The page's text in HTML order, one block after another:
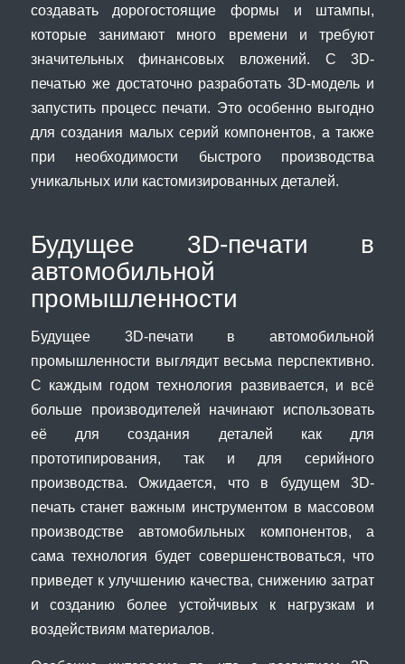
создавать дорогостоящие формы и штампы,
которые занимают много времени и требуют
значительных финансовых вложений. С 3D-
печатью же достаточно разработать 3D-модель и
запустить процесс печати. Это особенно выгодно
для создания малых серий компонентов, а также
при необходимости быстрого производства
уникальных или кастомизированных деталей.
Будущее 3D-печати в
автомобильной
промышленности
Будущее 3D-печати в автомобильной
промышленности выглядит весьма перспективно.
С каждым годом технология развивается, и всё
больше производителей начинают использовать
её для создания деталей как для
прототипирования, так и для серийного
производства. Ожидается, что в будущем 3D-
печать станет важным инструментом в массовом
производстве автомобильных компонентов, а
сама технология будет совершенствоваться, что
приведет к улучшению качества, снижению затрат
и созданию более устойчивых к нагрузкам и
воздействиям материалов.